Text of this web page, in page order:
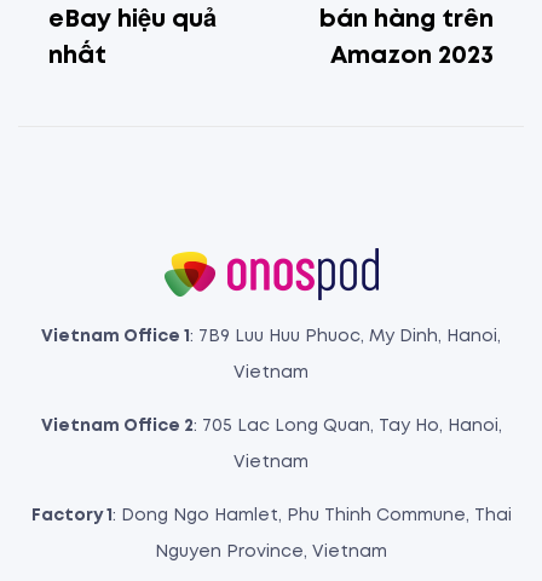
eBay hiệu quả
nhất
bán hàng trên
Amazon 2023
Vietnam Office 1 : 7B9 Luu Huu Phuoc, My Dinh, Hanoi,
Vietnam
Vietnam Office 2: 705 Lac Long Quan, Tay Ho, Hanoi,
Vietnam
Factory 1 : Dong Ngo Hamlet, Phu Thinh Commune, Thai
Nguyen Province, Vietnam